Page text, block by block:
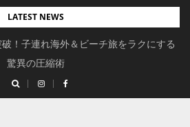
LATEST NEWS
！子連れ海外＆ビーチ旅をラクにする
驚異の圧縮術